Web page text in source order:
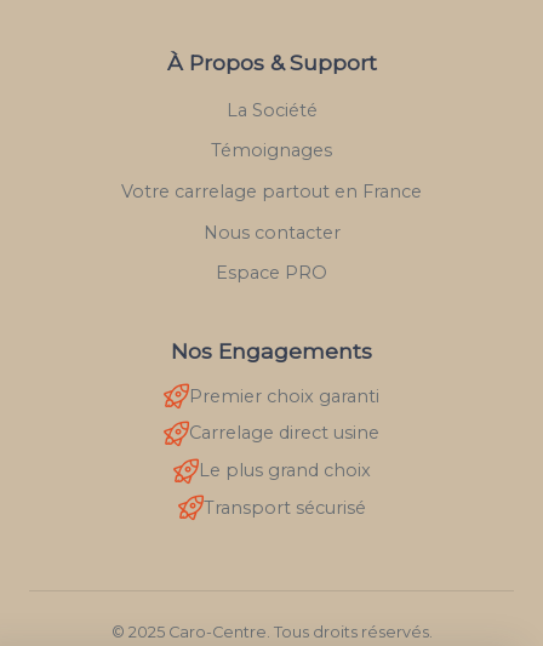
À Propos & Support
La Société
Témoignages
Votre carrelage partout en France
Nous contacter
Espace PRO
Nos Engagements
Premier choix garanti
Carrelage direct usine
Le plus grand choix
Transport sécurisé
© 2025 Caro-Centre. Tous droits réservés.